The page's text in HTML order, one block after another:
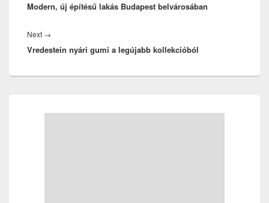
post:
Modern, új építésű lakás Budapest belvárosában
Next →
post:
Vredestein nyári gumi a legújabb kollekcióból